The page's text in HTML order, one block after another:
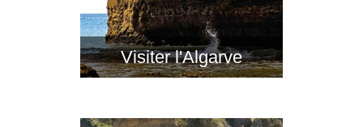
Visiter l'Algarve